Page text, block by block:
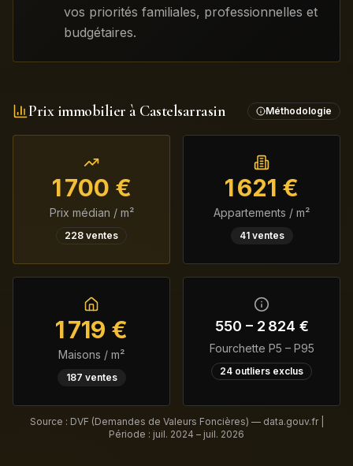
vos priorités familiales, professionnelles et
budgétaires.
Prix immobilier à Castelsarrasin Méthodologie
1 700 €
Prix médian / m²
228 ventes
1 621 €
Appartements / m²
41ventes
1 719 €
Maisons / m²
187 ventes
550 – 2 824 €
Fourchette P5 – P95
24 outliers exclus
Source : DVF (Demandes de Valeurs Foncières) — data.gouv.fr |
Période : juil. 2024 – juil. 2026